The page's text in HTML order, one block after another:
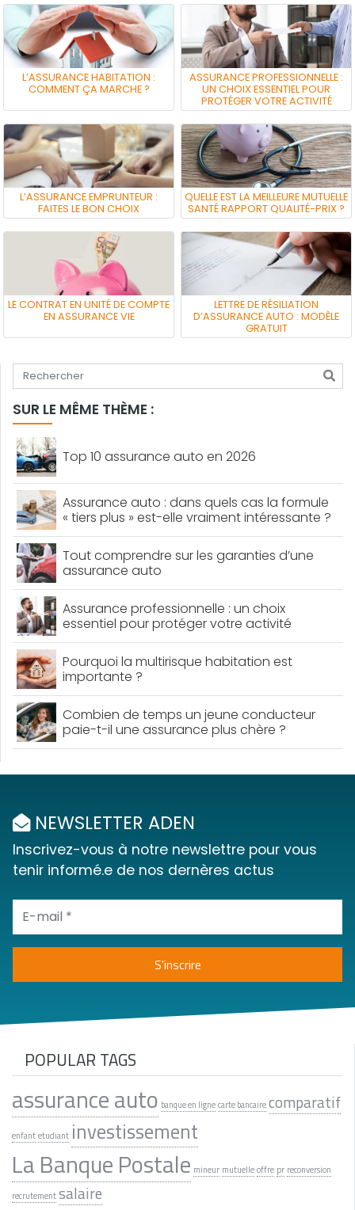
L’ASSURANCE HABITATION :
COMMENT ÇA MARCHE ?
ASSURANCE PROFESSIONNELLE :
UN CHOIX ESSENTIEL POUR
PROTÉGER VOTRE ACTIVITÉ
L’ASSURANCE EMPRUNTEUR :
FAITES LE BON CHOIX
QUELLE EST LA MEILLEURE MUTUELLE
SANTÉ RAPPORT QUALITÉ-PRIX ?
LE CONTRAT EN UNITÉ DE COMPTE
EN ASSURANCE VIE
LETTRE DE RÉSILIATION
D’ASSURANCE AUTO : MODÈLE
GRATUIT
Tapez votre recherche
SUR LE MÊME THÈME :
Top 10 assurance auto en 2026
Assurance auto : dans quels cas la formule
« tiers plus » est-elle vraiment intéressante ?
Tout comprendre sur les garanties d’une
assurance auto
Assurance professionnelle : un choix
essentiel pour protéger votre activité
Pourquoi la multirisque habitation est
importante ?
Combien de temps un jeune conducteur
paie-t-il une assurance plus chère ?
NEWSLETTER ADEN
Inscrivez-vous à notre newslettre pour vous
tenir informé.e de nos dernères actus
POPULAR TAGS
assurance auto banque en lignecarte bancairecomparatif
enfantetudiant investissement
La Banque Postale mineur mutuelleoffre pr reconversion
recrutementsalaire